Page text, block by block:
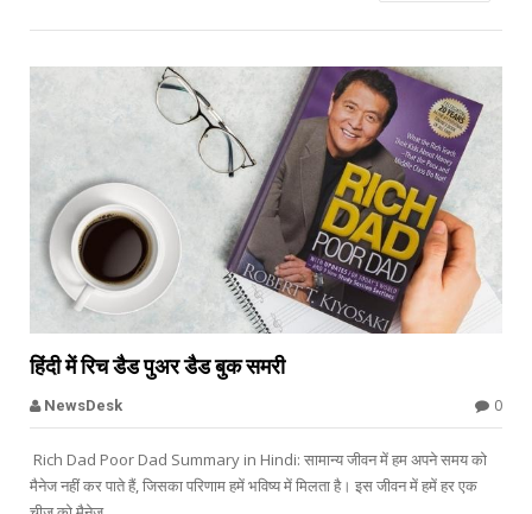
 
हिंदी में रिच डैड पुअर डैड बुक समरी
NewsDesk 0
Rich Dad Poor Dad Summary in Hindi: सामान्य जीवन में हम अपने समय को
मैनेज नहीं कर पाते हैं, जिसका परिणाम हमें भविष्य में मिलता है। इस जीवन में हमें हर एक
Offbeat